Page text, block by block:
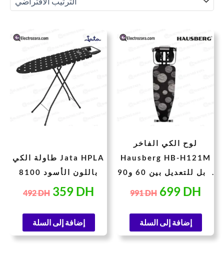
طاولة الكي Jata HPLA
8100 باللون الأسود
492DH
الأصلي
هو:
359 DH
السعر
الحالي
إضافة إلى السلة
لوح الكي الفاخر
Hausberg HB-H121M
قابل للتعديل بين 60 و90
سم
991DH
السعر
الأصلي
هو:
699 DH
إضافة إلى السلة